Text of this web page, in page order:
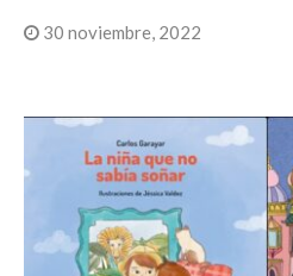
30 noviembre, 2022